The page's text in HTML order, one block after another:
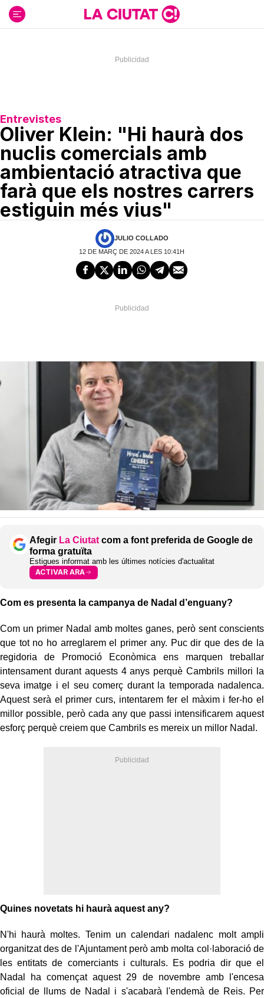
contenido
Entrevistes
Oliver Klein: "Hi haurà dos
nuclis comercials amb
ambientació atractiva que
farà que els nostres carrers
estiguin més vius"
JULIO COLLADO
12 DE MARÇ DE 2024 A LES 10:41H
Afegir La Ciutat com a font preferida de Google de
forma gratuïta
Estigues informat amb les últimes notícies d'actualitat
ACTIVAR ARA
Com es presenta la campanya de Nadal d’enguany?
Com un primer Nadal amb moltes ganes, però sent conscients
que tot no ho arreglarem el primer any. Puc dir que des de la
regidoria de Promoció Econòmica ens marquen treballar
intensament durant aquests 4 anys perquè Cambrils millori la
seva imatge i el seu comerç durant la temporada nadalenca.
Aquest serà el primer curs, intentarem fer el màxim i fer-ho el
millor possible, però cada any que passi intensificarem aquest
esforç perquè creiem que Cambrils es mereix un millor Nadal.
Quines novetats hi haurà aquest any?
N'hi haurà moltes. Tenim un calendari nadalenc molt ampli
organitzat des de l'Ajuntament però amb molta col·laboració de
les entitats de comerciants i culturals. Es podria dir que el
Nadal ha començat aquest 29 de novembre amb l'encesa
oficial de llums de Nadal i s'acabarà l'endemà de Reis. Per